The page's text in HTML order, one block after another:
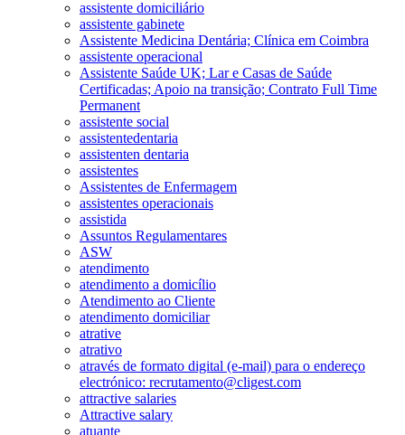
assistente domiciliário
assistente gabinete
Assistente Medicina Dentária; Clínica em Coimbra
assistente operacional
Assistente Saúde UK; Lar e Casas de Saúde
Certificadas; Apoio na transição; Contrato Full Time
Permanent
assistente social
assistentedentaria
assistenten dentaria
assistentes
Assistentes de Enfermagem
assistentes operacionais
assistida
Assuntos Regulamentares
ASW
atendimento
atendimento a domicílio
Atendimento ao Cliente
atendimento domiciliar
atrative
atrativo
através de formato digital (e-mail) para o endereço
electrónico: recrutamento@cligest.com
attractive salaries
Attractive salary
atuante